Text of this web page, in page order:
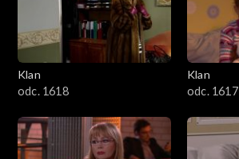
Klan
odc. 1618
Klan
odc. 1617